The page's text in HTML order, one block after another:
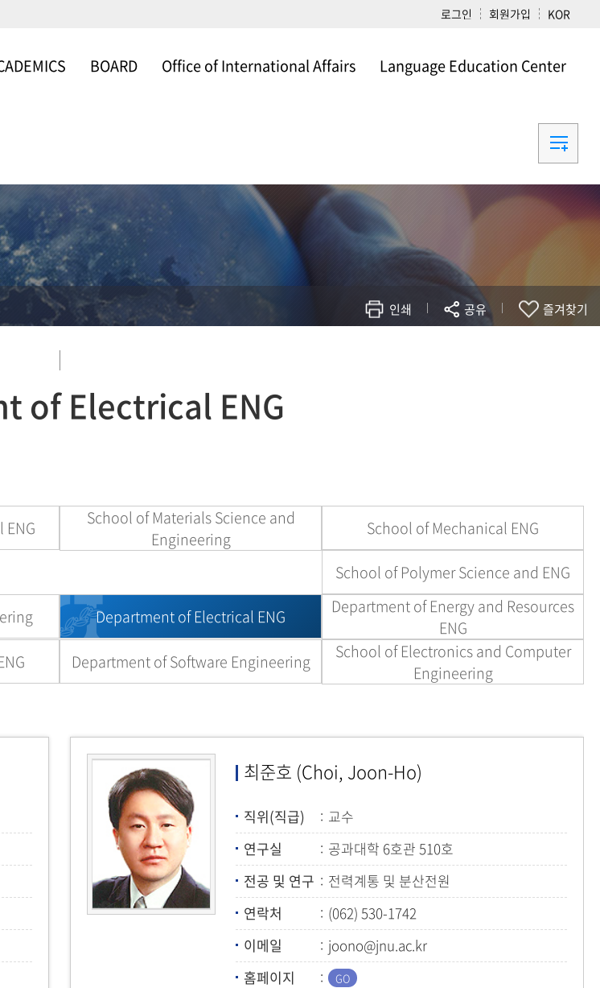
로그인 회원가입 KOR
BOARD Office of International Affairs Language Education Center
인쇄 공유 즐겨찾기
of Electrical ENG
School of Materials Science and
Engineering
School of Mechanical ENG
School of Polymer Science and ENG
Department of Electrical ENG
Department of Energy and Resources
ENG
Department of Software Engineering
School of Electronics and Computer
Engineering
최준호 (Choi, Joon-Ho)
직위(직급)
교수
연구실
공과대학 6호관 510호
전공 및 연구
전력계통 및 분산전원
연락처
(062) 530-1742
이메일
joono@jnu.ac.kr
홈페이지